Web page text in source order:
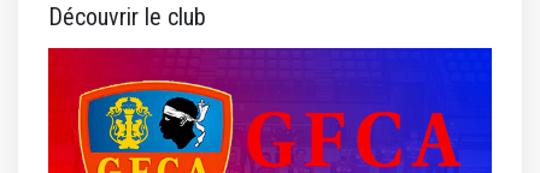
Découvrir le club